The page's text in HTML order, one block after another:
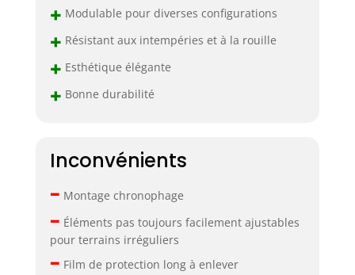
+ Modulable pour diverses configurations
+ Résistant aux intempéries et à la rouille
+ Esthétique élégante
+ Bonne durabilité
Inconvénients
– Montage chronophage
– Éléments pas toujours facilement ajustables
pour terrains irréguliers
– Film de protection long à enlever